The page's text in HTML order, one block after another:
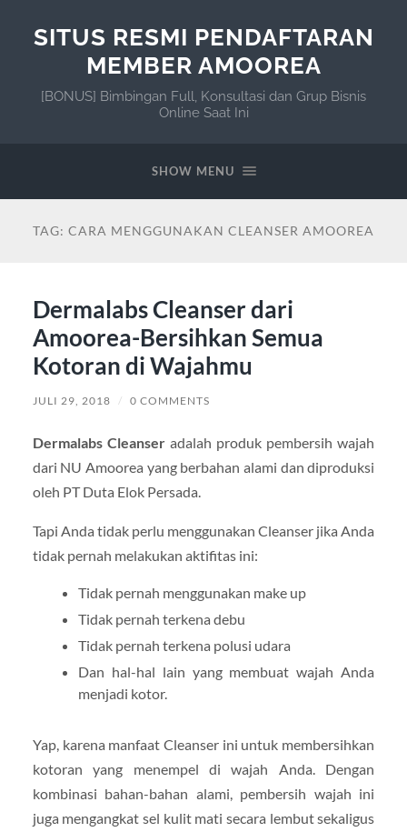
SITUS RESMI PENDAFTARAN
MEMBER AMOOREA
[BONUS] Bimbingan Full, Konsultasi dan Grup Bisnis
Online Saat Ini
SHOW MENU
TAG: CARA MENGGUNAKAN CLEANSER AMOOREA
Dermalabs Cleanser dari
Amoorea-Bersihkan Semua
Kotoran di Wajahmu
JULI 29, 2018 / 0 COMMENTS
Dermalabs Cleanseradalah produk pembersih wajah
dari NU Amoorea yang berbahan alami dan diproduksi
oleh PT Duta Elok Persada.
Tapi Anda tidak perlu menggunakan Cleanser jika Anda
tidak pernah melakukan aktifitas ini:
Tidak pernah menggunakan make up
Tidak pernah terkena debu
Tidak pernah terkena polusi udara
Dan hal-hal lain yang membuat wajah Anda
menjadi kotor.
Yap, karena manfaat Cleanser ini untuk membersihkan
kotoran yang menempel di wajah Anda. Dengan
kombinasi bahan-bahan alami, pembersih wajah ini
juga mengangkat sel kulit mati secara lembut sekaligus